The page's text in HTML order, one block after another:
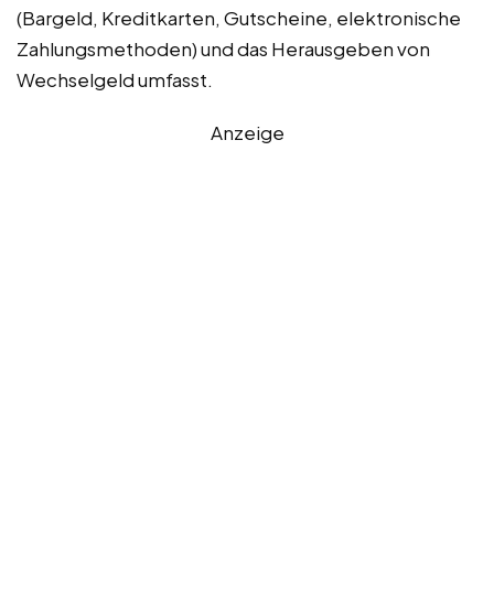
(Bargeld, Kreditkarten, Gutscheine, elektronische
Zahlungsmethoden) und das Herausgeben von
Wechselgeld umfasst.
Anzeige